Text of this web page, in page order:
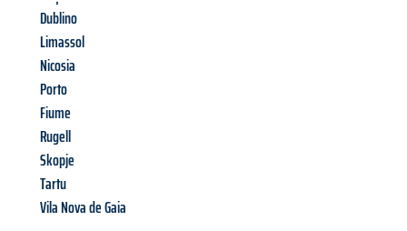
Dublino
Limassol
Nicosia
Porto
Fiume
Rugell
Skopje
Tartu
Vila Nova de Gaia